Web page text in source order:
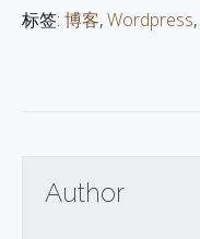
标签: 博客,Wordpress,
Author